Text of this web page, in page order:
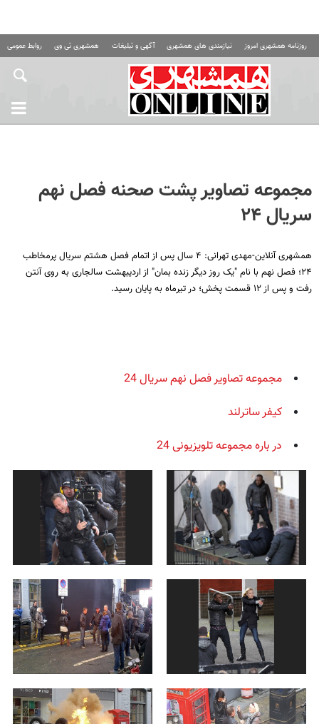
روزنامه همشهری امروز نیازمندی های همشهری آگهی و تبلیغات همشهری تی وی روابط عمومی
مجموعه تصاویر پشت صحنه فصل نهم
سریال ۲۴
همشهری آنلاین-مهدی تهرانی: ۴ سال پس از اتمام فصل هشتم سریال پرمخاطب
۲۴؛ فصل نهم با نام "یک روز دیگر زنده بمان" از اردیبهشت سالجاری به روی آنتن
رفت و پس از ۱۲ قسمت پخش؛ در تیرماه به پایان رسید.
مجموعه تصاویر فصل نهم سریال 24
کیفر ساترلند
در باره مجموعه تلویزیونی 24